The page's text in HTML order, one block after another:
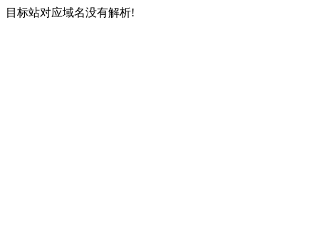
目标站对应域名没有解析!